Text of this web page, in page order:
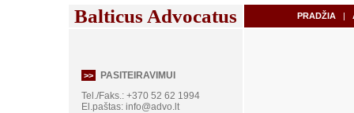
Balticus Advocatus PRADŽIA |
>>
PASITEIRAVIMUI
Tel./Faks.: +370 52 62 1994
El.paštas: info@advo.lt